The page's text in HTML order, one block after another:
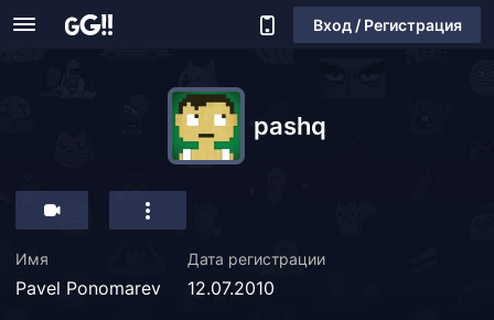
Вход / Регистрация
pashq
Имя
Pavel Ponomarev
Дата регистрации
12.07.2010